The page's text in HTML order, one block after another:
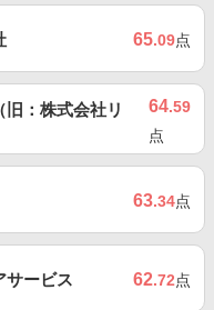
65.09点
：株式会社リ
64.59
点
63.34点
サービス 62.72点